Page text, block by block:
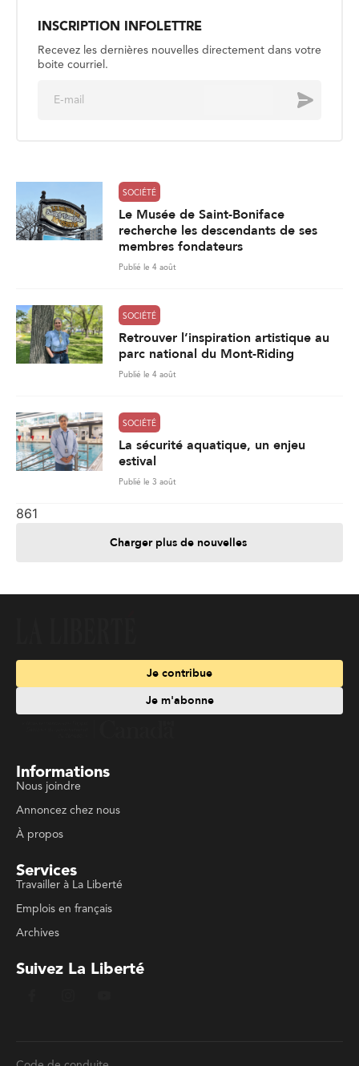
INSCRIPTION INFOLETTRE
Recevez les dernières nouvelles directement dans votre
boite courriel.
Envoyer
SOCIÉTÉ
Le Musée de Saint-Boniface
recherche les descendants de ses
membres fondateurs
Publié le 4 août
SOCIÉTÉ
Retrouver l’inspiration artistique au
parc national du Mont-Riding
Publié le 4 août
SOCIÉTÉ
La sécurité aquatique, un enjeu
estival
Publié le 3 août
861
Charger plus de nouvelles
Je contribue
Je m'abonne
Informations
Nous joindre
Annoncez chez nous
À propos
Services
Travailler à La Liberté
Emplois en français
Archives
Suivez La Liberté